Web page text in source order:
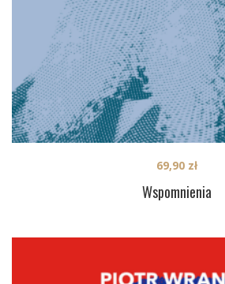
Wspomnienia
69,90 zł